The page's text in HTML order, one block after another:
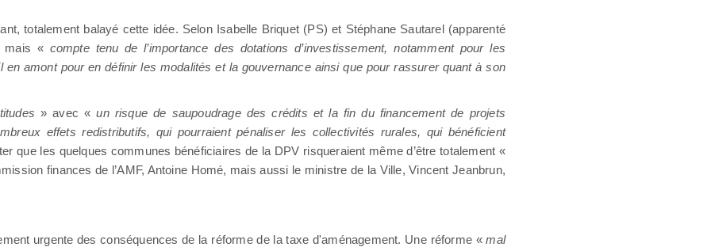
totalement balayé cette idée. Selon Isabelle Briquet (PS) et Stéphane Sautarel (apparenté
« compte tenu de l’importance des dotations d’investissement, notamment pour les
amont pour en définir les modalités et la gouvernance ainsi que pour rassurer quant à son
» avec « un risque de saupoudrage des crédits et la fin du financement de projets
effets redistributifs, qui pourraient pénaliser les collectivités rurales, qui bénéficient
que les quelques communes bénéficiaires de la DPV risqueraient même d’être totalement «
finances de l’AMF, Antoine Homé, mais aussi le ministre de la Ville, Vincent Jeanbrun,
urgente des conséquences de la réforme de la taxe d'aménagement. Une réforme «mal